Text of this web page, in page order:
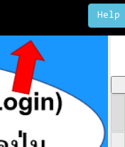
Help